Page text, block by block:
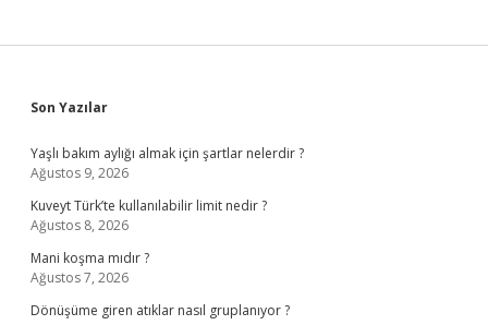
Sidebar
Son Yazılar
Yaşlı bakım aylığı almak için şartlar nelerdir ?
Ağustos 9, 2026
Kuveyt Türk’te kullanılabilir limit nedir ?
Ağustos 8, 2026
Mani koşma mıdır ?
Ağustos 7, 2026
Dönüşüme giren atıklar nasıl gruplanıyor ?